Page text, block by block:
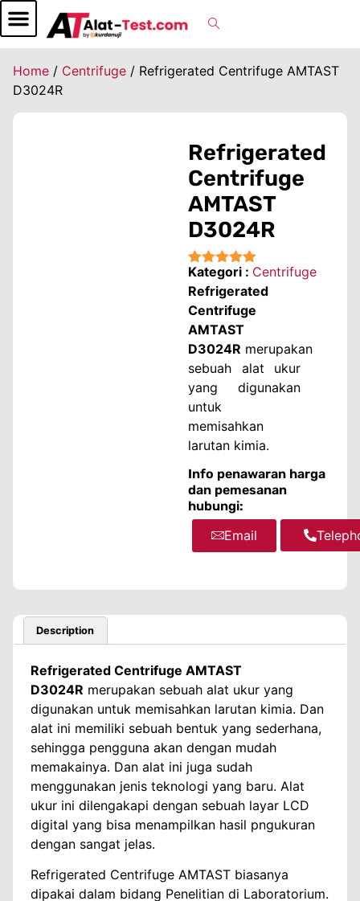
Home / Centrifuge / Refrigerated Centrifuge AMTAST
D3024R
Refrigerated
Centrifuge
AMTAST
D3024R
★★★★★
Kategori : Centrifuge
Refrigerated
Centrifuge
AMTAST
D3024R merupakan
sebuah alat ukur
yang digunakan
untuk
memisahkan
larutan kimia.
Info penawaran harga
dan pemesanan
hubungi:
Email
Description
Refrigerated Centrifuge AMTAST
D3024R merupakan sebuah alat ukur yang
digunakan untuk memisahkan larutan kimia. Dan
alat ini memiliki sebuah bentuk yang sederhana,
sehingga pengguna akan dengan mudah
memakainya. Dan alat ini juga sudah
menggunakan jenis teknologi yang baru. Alat
ukur ini dilengakapi dengan sebuah layar LCD
digital yang bisa menampilkan hasil pngukuran
dengan sangat jelas.
Refrigerated Centrifuge AMTAST biasanya
dipakai dalam bidang Penelitian di Laboratorium.